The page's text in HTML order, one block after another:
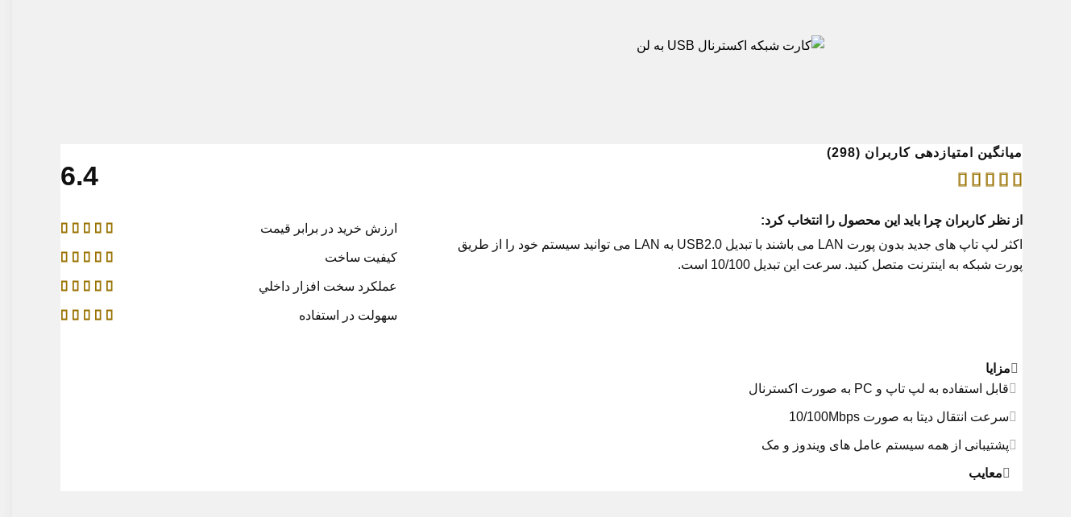
میانگین امتیازدهی کاربران (298)
4.6
ارزش خريد در برابر قيمت
کيفيت ساخت
عملکرد سخت افزار داخلي
سهولت در استفاده
از نظر کاربران چرا باید این محصول را انتخاب کرد:
اکثر لپ تاپ های جدید بدون پورت LAN می باشند با تبدیل USB2.0 به LAN می توانید سیستم خود را از طریق
پورت شبکه به اینترنت متصل کنید. سرعت این تبدیل 10/100 است.
مزایا
قابل استفاده به لپ تاپ و PC به صورت اکسترنال
سرعت انتقال دیتا به صورت 10/100Mbps
پشتیبانی از همه سیستم عامل های ویندوز و مک
معایب